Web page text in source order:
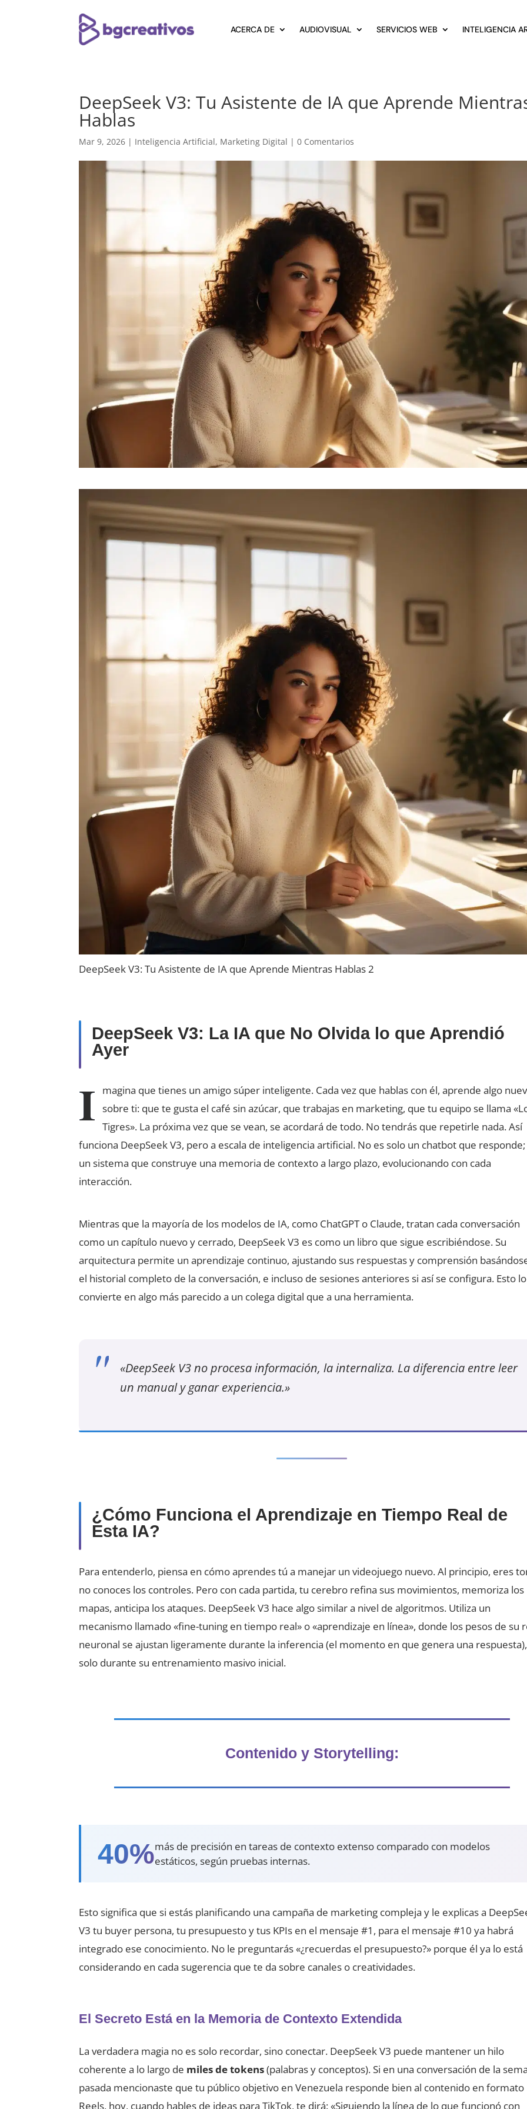
ACERCA DE AUDIOVISUAL SERVICIOS WEB INTELIGENCIA
DeepSeek V3: Tu Asistente de IA que Aprende
Hablas
Mar 9, 2026 | Inteligencia Artificial, Marketing Digital |0 Comentarios
DeepSeek V3: Tu Asistente de IA que Aprende Mientras Hablas 2
DeepSeek V3: La IA que No Olvida lo que Aprendió
Ayer
I
magina que tienes un amigo súper inteligente. Cada vez que hablas con él, aprende algo
sobre ti: que te gusta el café sin azúcar, que trabajas en marketing, que tu equipo se llama
Tigres». La próxima vez que se vean, se acordará de todo. No tendrás que repetirle nada. Así
funciona DeepSeek V3, pero a escala de inteligencia artificial. No es solo un chatbot que
un sistema que construye una memoria de contexto a largo plazo, evolucionando con cada
interacción.
Mientras que la mayoría de los modelos de IA, como ChatGPT o Claude, tratan cada conversación
como un capítulo nuevo y cerrado, DeepSeek V3 es como un libro que sigue escribiéndose. Su
arquitectura permite un aprendizaje continuo, ajustando sus respuestas y comprensión
el historial completo de la conversación, e incluso de sesiones anteriores si así se configura. Esto lo
convierte en algo más parecido a un colega digital que a una herramienta.
«DeepSeek V3 no procesa información, la internaliza. La diferencia entre leer
un manual y ganar experiencia.»
¿Cómo Funciona el Aprendizaje en Tiempo Real de
Esta IA?
Para entenderlo, piensa en cómo aprendes tú a manejar un videojuego nuevo. Al principio, eres
no conoces los controles. Pero con cada partida, tu cerebro refina sus movimientos, memoriza los
mapas, anticipa los ataques. DeepSeek V3 hace algo similar a nivel de algoritmos. Utiliza un
mecanismo llamado «fine-tuning en tiempo real» o «aprendizaje en línea», donde los pesos de su
neuronal se ajustan ligeramente durante la inferencia (el momento en que genera una
solo durante su entrenamiento masivo inicial.
Contenido y Storytelling:
40%más de precisión en tareas de contexto extenso comparado con modelos
estáticos, según pruebas internas.
Esto significa que si estás planificando una campaña de marketing compleja y le explicas a
V3 tu buyer persona, tu presupuesto y tus KPIs en el mensaje #1, para el mensaje #10 ya habrá
integrado ese conocimiento. No le preguntarás «¿recuerdas el presupuesto?» porque él ya lo está
considerando en cada sugerencia que te da sobre canales o creatividades.
El Secreto Está en la Memoria de Contexto Extendida
La verdadera magia no es solo recordar, sino conectar. DeepSeek V3 puede mantener un hilo
coherente a lo largo de miles de tokens(palabras y conceptos). Si en una conversación de la
pasada mencionaste que tu público objetivo en Venezuela responde bien al contenido en formato
Reels, hoy, cuando hables de ideas para TikTok, te dirá: «Siguiendo la línea de lo que funcionó con